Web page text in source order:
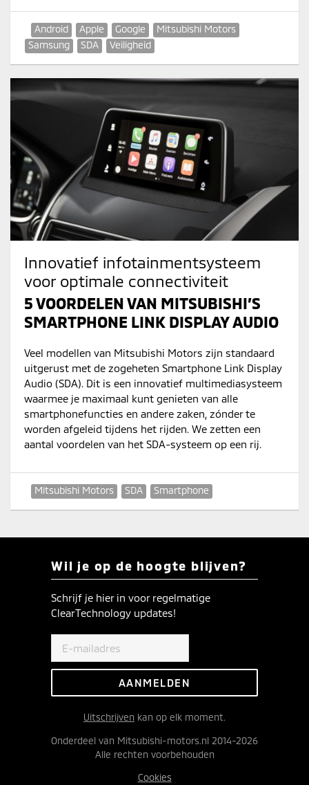
Android Apple Google
Mitsubishi Motors
Samsung
SDA Veiligheid
Innovatief infotainmentsysteem
voor optimale connectiviteit
5 VOORDELEN VAN MITSUBISHI’S
SMARTPHONE LINK DISPLAY AUDIO
Veel modellen van Mitsubishi Motors zijn standaard
uitgerust met de zogeheten Smartphone Link Display
Audio (SDA). Dit is een innovatief multimediasysteem
waarmee je maximaal kunt genieten van alle
smartphonefuncties en andere zaken, zónder te
worden afgeleid tijdens het rijden. We zetten een
aantal voordelen van het SDA-systeem op een rij.
Mitsubishi Motors SDA Smartphone
Wil je op de hoogte blijven?
Schrijf je hier in voor regelmatige
ClearTechnology updates!
Uitschrijven kan op elk moment.
Onderdeel van Mitsubishi-motors.nl 2014-2026
Alle rechten voorbehouden
Cookies